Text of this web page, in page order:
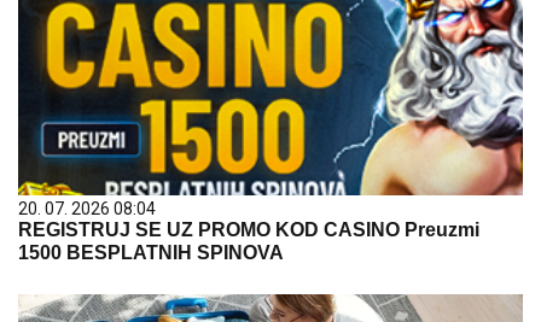
20. 07. 2026 08:04
REGISTRUJ SE UZ PROMO KOD CASINO Preuzmi
1500 BESPLATNIH SPINOVA